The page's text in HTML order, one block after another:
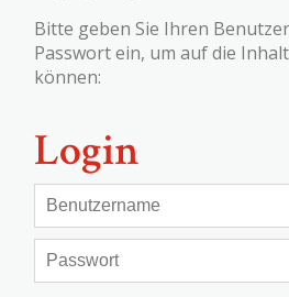
Bitte geben Sie Ihren
Passwort ein, um auf die
können:
Login